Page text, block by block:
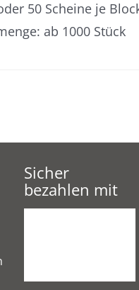
50 Scheine je
ab 1000 Stück
Sicher
bezahlen mit